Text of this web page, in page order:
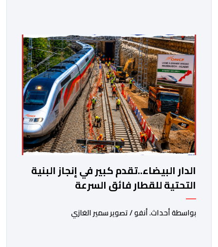
الدار البيضاء..تقدم كبير في إنجاز البنية
التحتية للقطار فائق السرعة
بواسطة أحداث. أنفو / تصوير سمير الغازي